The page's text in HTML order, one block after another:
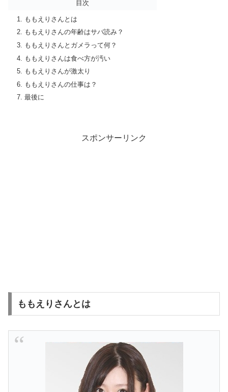
目次
ももえりさんとは
ももえりさんの年齢はサバ読み？
ももえりさんとガメラって何？
ももえりさんは食べ方が汚い
ももえりさんが激太り
ももえりさんの仕事は？
最後に
スポンサーリンク
ももえりさんとは